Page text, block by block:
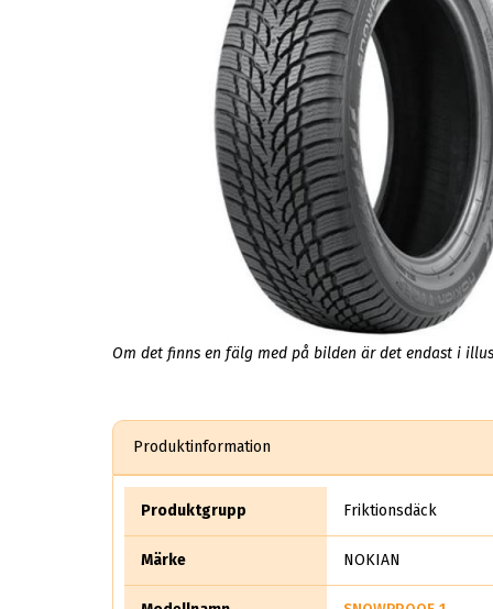
Om det finns en fälg med på bilden är det endast i
Produktinformation
Produktgrupp Friktionsdäck
Märke NOKIAN